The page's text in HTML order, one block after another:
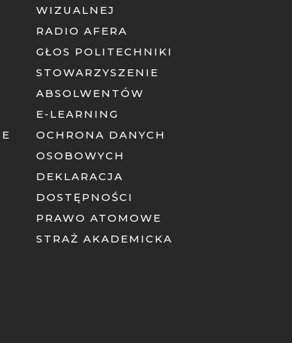
WIZUALNEJ
RADIO AFERA
GŁOS POLITECHNIKI
STOWARZYSZENIE
ABSOLWENTÓW
E-LEARNING
OCHRONA DANYCH
OSOBOWYCH
DEKLARACJA
DOSTĘPNOŚCI
PRAWO ATOMOWE
STRAŻ AKADEMICKA